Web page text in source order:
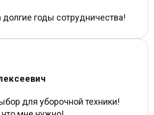
долгие годы сотрудничества!
для уборочной техники!